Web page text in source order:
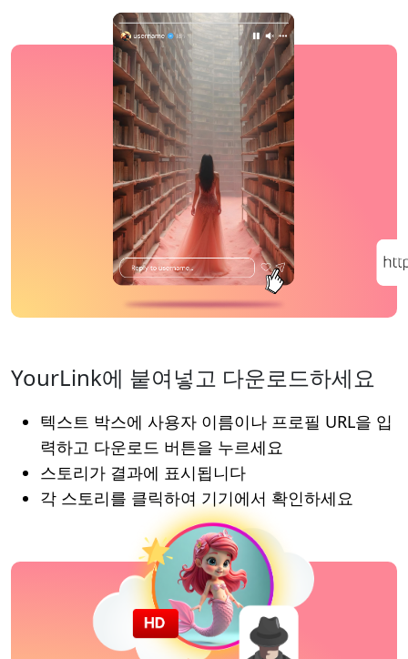
YourLink에 붙여넣고 다운로드하세요
텍스트 박스에 사용자 이름이나 프로필 URL을 입
력하고 다운로드 버튼을 누르세요
스토리가 결과에 표시됩니다
각 스토리를 클릭하여 기기에서 확인하세요